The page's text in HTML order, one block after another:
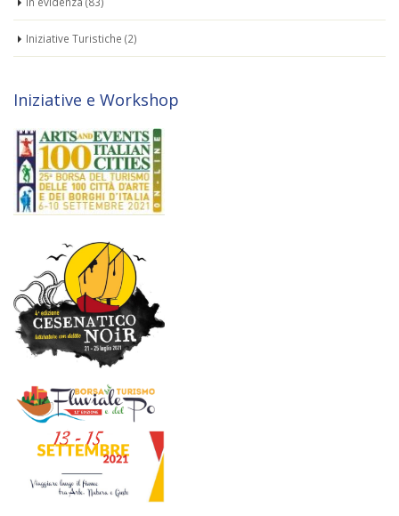
Iniziative Turistiche (2)
Iniziative e Workshop